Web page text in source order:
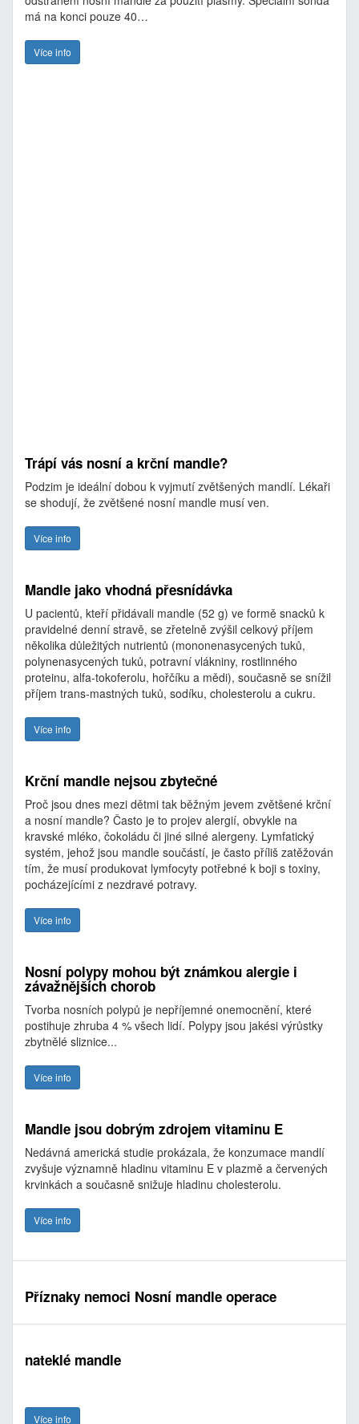
má na konci pouze 40…
Více info
Trápí vás nosní a krční mandle?
Podzim je ideální dobou k vyjmutí zvětšených mandlí. Lékaři
se shodují, že zvětšené nosní mandle musí ven.
Více info
Mandle jako vhodná přesnídávka
U pacientů, kteří přidávali mandle (52 g) ve formě snacků k
pravidelné denní stravě, se zřetelně zvýšil celkový příjem
několika důležitých nutrientů (mononenasycených tuků,
polynenasycených tuků, potravní vlákniny, rostlinného
proteinu, alfa-tokoferolu, hořčíku a mědi), současně se snížil
příjem trans-mastných tuků, sodíku, cholesterolu a cukru.
Více info
Krční mandle nejsou zbytečné
Proč jsou dnes mezi dětmi tak běžným jevem zvětšené krční
a nosní mandle? Často je to projev alergií, obvykle na
kravské mléko, čokoládu či jiné silné alergeny. Lymfatický
systém, jehož jsou mandle součástí, je často příliš zatěžován
tím, že musí produkovat lymfocyty potřebné k boji s toxiny,
pocházejícími z nezdravé potravy.
Více info
Nosní polypy mohou být známkou alergie i
závažnějších chorob
Tvorba nosních polypů je nepříjemné onemocnění, které
postihuje zhruba 4 % všech lidí. Polypy jsou jakési výrůstky
zbytnělé sliznice...
Více info
Mandle jsou dobrým zdrojem vitaminu E
Nedávná americká studie prokázala, že konzumace mandlí
zvyšuje významně hladinu vitaminu E v plazmě a červených
krvinkách a současně snižuje hladinu cholesterolu.
Více info
Příznaky nemoci Nosní mandle operace
nateklé mandle
Více info